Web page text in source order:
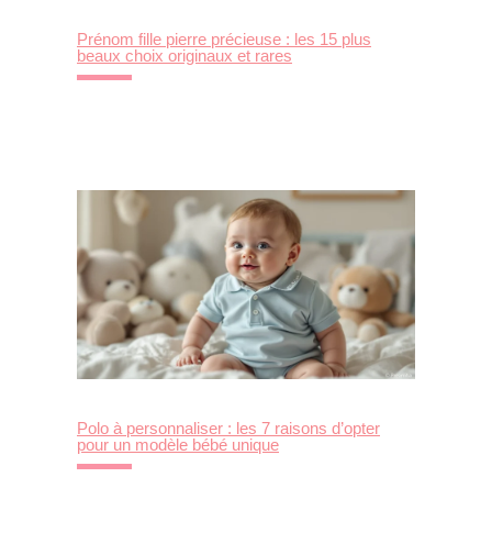
Prénom fille pierre précieuse : les 15 plus
beaux choix originaux et rares
Polo à personnaliser : les 7 raisons d’opter
pour un modèle bébé unique